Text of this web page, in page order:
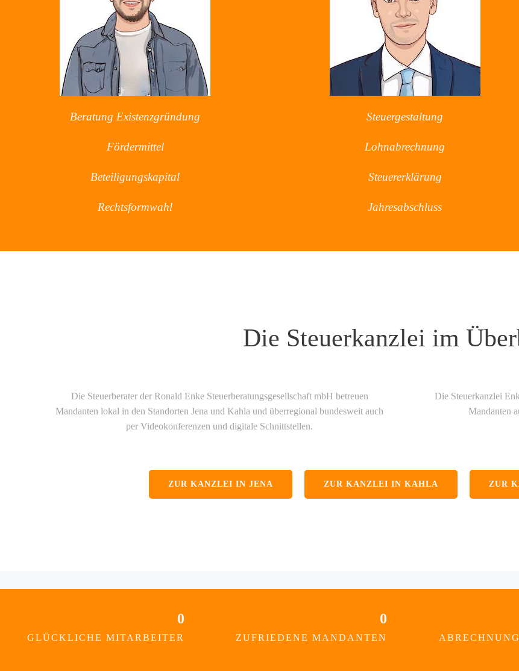
Beratung Existenzgründung
Fördermittel
Beteiligungskapital
Rechtsformwahl
Steuergestaltung
Lohnabrechnung
Steuererklärung
Jahresabschluss
Die Steuerkanzlei im
Die Steuerberater der Ronald Enke Steuerberatungsgesellschaft mbH betreuen
Mandanten lokal in den Standorten Jena und Kahla und überregional bundesweit auch
per Videokonferenzen und digitale Schnittstellen.
Die Steuerkanzlei
Mandanten
ZUR KANZLEI IN JENA ZUR KANZLEI IN KAHLA ZUR
0
GLÜCKLICHE MITARBEITER
0
ZUFRIEDENE MANDANTEN